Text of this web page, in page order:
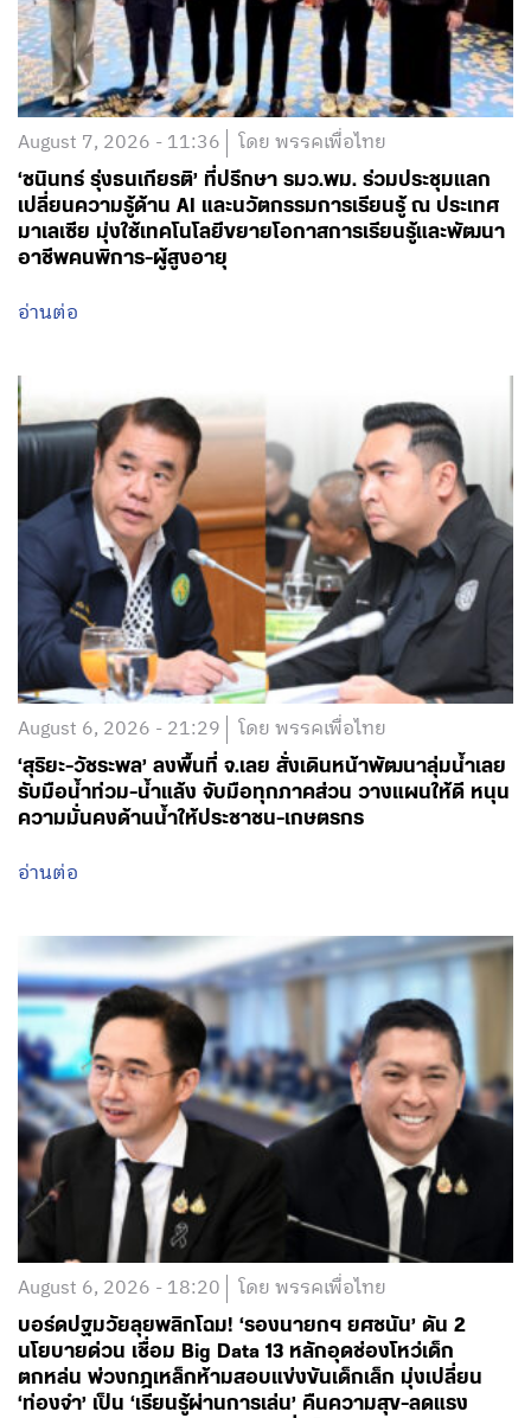
August 7, 2026 - 11:36 โดย พรรคเพื่อไทย
‘ชนินทร์ รุ่งธนเกียรติ’ ที่ปรึกษา รมว.พม. ร่วมประชุมแลก
เปลี่ยนความรู้ด้าน AI และนวัตกรรมการเรียนรู้ ณ ประเทศ
มาเลเซีย มุ่งใช้เทคโนโลยีขยายโอกาสการเรียนรู้และพัฒนา
อาชีพคนพิการ-ผู้สูงอายุ
อ่านต่อ
August 6, 2026 - 21:29 โดย พรรคเพื่อไทย
‘สุริยะ-วัชระพล’ ลงพื้นที่ จ.เลย สั่งเดินหน้าพัฒนาลุ่มน้ำเลย
รับมือน้ำท่วม-น้ำแล้ง จับมือทุกภาคส่วน วางแผนให้ดี หนุน
ความมั่นคงด้านน้ำให้ประชาชน-เกษตรกร
อ่านต่อ
August 6, 2026 - 18:20 โดย พรรคเพื่อไทย
บอร์ดปฐมวัยลุยพลิกโฉม! ‘รองนายกฯ ยศชนัน’ ดัน 2
นโยบายด่วน เชื่อม Big Data 13 หลักอุดช่องโหว่เด็ก
ตกหล่น พ่วงกฎเหล็กห้ามสอบแข่งขันเด็กเล็ก มุ่งเปลี่ยน
‘ท่องจำ’ เป็น ‘เรียนรู้ผ่านการเล่น’ คืนความสุข-ลดแรง